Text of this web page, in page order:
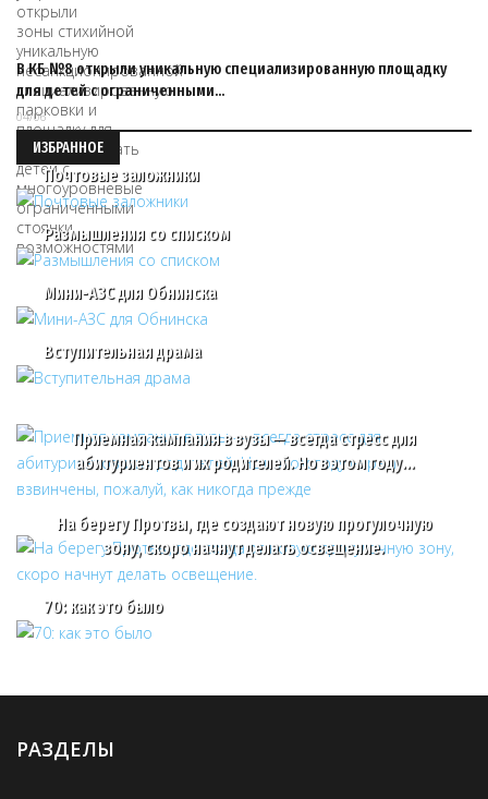
В КБ №8 открыли уникальную специализированную площадку
для детей с ограниченными…
04/06
ИЗБРАННОЕ
Почтовые заложники
Размышления со списком
Мини-АЗС для Обнинска
Вступительная драма
Приемная кампания в вузы — всегда стресс для
абитуриентов и их родителей. Но в этом году…
На берегу Протвы, где создают новую прогулочную
зону, скоро начнут делать освещение.
70: как это было
РАЗДЕЛЫ